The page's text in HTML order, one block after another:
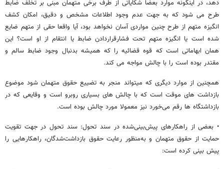
دهد، در اینگونه موارد بعضا شکایاتی از طرف برخی متهمان مبنی بر تخلف ضابط
طرح می شود که به جهت عدم وجود اطلاعات مشخص و دقیق، امکان کشف
انگیزه متهم از طرح چنین مواردی آسان نخواهد بود، آیا واقعا حقی از متهم ضایع
شده است یا انگیزه متهم تحت فشارقراردادن ضابط یا انتقام از او است؟ این
همان ابهاماتی است که قوه قضائیه را که همیشه بدنبال وجود ضابط سالم و
مقتدر بوده است را با چالش مواجه می کند.
همچنین از موارد دیگری که میتواند منجر به تضییع حقوق متهمان شود موضوع
بازداشت های موقت است که با چالش های بسیاری روبرو است و وقایعی که در
بازداشتگاه ها رقم می‌خورد نیز معمولا مورد چالش بوده است.
• بعضی از راهکارهای پیش‌بینی‌شده در سند تحول: سند تحول در جهت تقویت
حمایت از حقوق متهمان و به‌منظور رعایت حقوق بازداشت‌شدگان، راهکارهایی را
پیش بینی کرده است: